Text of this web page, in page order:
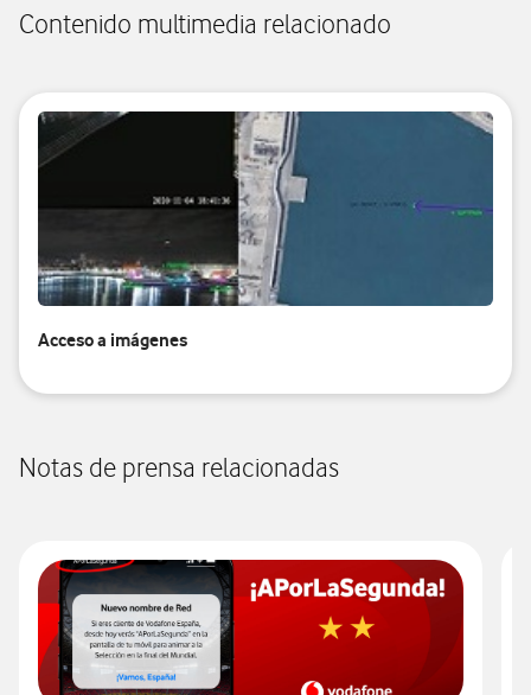
Contenido multimedia relacionado
Acceso a imágenes
Notas de prensa relacionadas